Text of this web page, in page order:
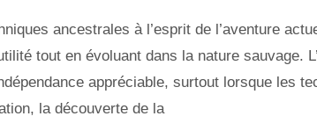
ancestrales à l’esprit de l’aventure
tout en évoluant dans la nature sauvage.
appréciable, surtout lorsque les
la découverte de la